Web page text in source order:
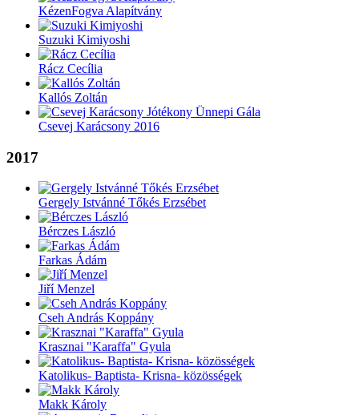
KézenFogva Alapítvány
Suzuki Kimiyoshi
Rácz Cecília
Kallós Zoltán
Csevej Karácsony 2016
2017
Gergely Istvánné Tőkés Erzsébet
Bérczes László
Farkas Ádám
Jiří Menzel
Cseh András Koppány
Krasznai "Karaffa" Gyula
Katolikus- Baptista- Krisna- közösségek
Makk Károly